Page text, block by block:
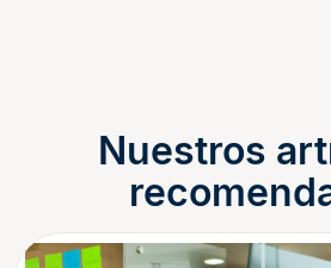
Nuestros